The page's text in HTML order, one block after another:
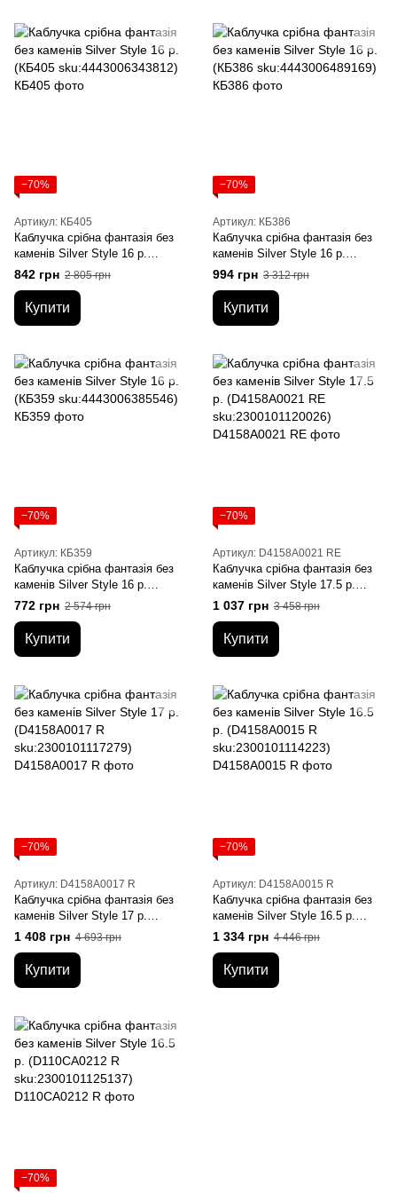
−70%
Артикул: КБ405
Каблучка срібна фантазія без
каменів Silver Style 16 р.
(КБ405 sku:4443006343812)
842 грн 2 805 грн
Купити
−70%
Артикул: КБ386
Каблучка срібна фантазія без
каменів Silver Style 16 р.
(КБ386 sku:4443006489169)
994 грн 3 312 грн
Купити
−70%
Артикул: КБ359
Каблучка срібна фантазія без
каменів Silver Style 16 р.
(КБ359 sku:4443006385546)
772 грн 2 574 грн
Купити
−70%
Артикул: D4158A0021 RE
Каблучка срібна фантазія без
каменів Silver Style 17.5 р.
(D4158A0021 RE
sku:2300101120026)
1 037 грн 3 458 грн
Купити
−70%
Артикул: D4158A0017 R
Каблучка срібна фантазія без
каменів Silver Style 17 р.
(D4158A0017 R
sku:2300101117279)
1 408 грн 4 693 грн
Купити
−70%
Артикул: D4158A0015 R
Каблучка срібна фантазія без
каменів Silver Style 16.5 р.
(D4158A0015 R
sku:2300101114223)
1 334 грн 4 446 грн
Купити
−70%